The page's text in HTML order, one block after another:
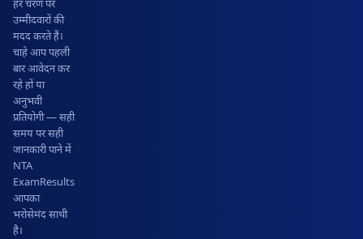
हर चरण पर
उम्मीदवारों की
मदद करते हैं।
चाहे आप पहली
बार आवेदन कर
रहे हों या
अनुभवी
प्रतियोगी — सही
समय पर सही
जानकारी पाने में
NTA
ExamResults
आपका
भरोसेमंद साथी
है।